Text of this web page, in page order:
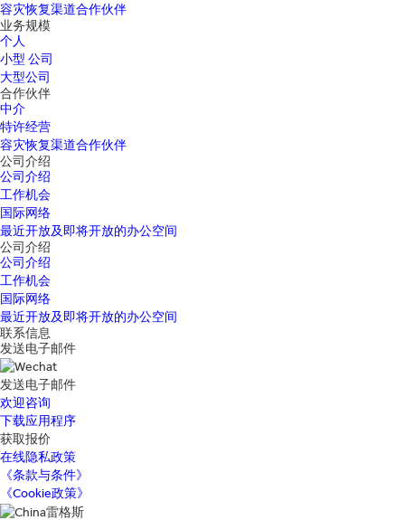
容灾恢复渠道合作伙伴
业务规模
个人
小型 公司
大型公司
合作伙伴
中介
特许经营
容灾恢复渠道合作伙伴
公司介绍
公司介绍
工作机会
国际网络
最近开放及即将开放的办公空间
公司介绍
公司介绍
工作机会
国际网络
最近开放及即将开放的办公空间
联系信息
发送电子邮件
发送电子邮件
欢迎咨询
下载应用程序
获取报价
在线隐私政策
《条款与条件》
《Cookie政策》